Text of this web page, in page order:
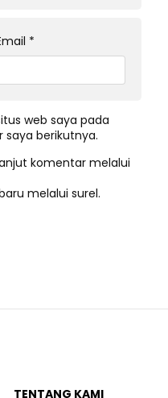
*
web saya pada
berikutnya.
komentar melalui
melalui surel.
TENTANG KAMI